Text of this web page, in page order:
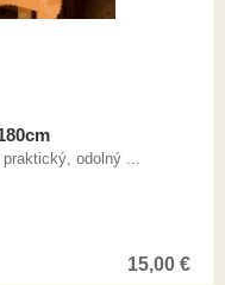
odolný ...
15,00 €